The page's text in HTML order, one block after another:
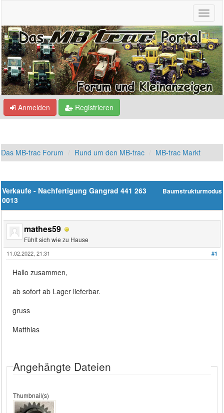
Anmelden Registrieren
Das MB-trac Forum Rund um den MB-trac MB-trac Markt
Baumstrukturmodus
Verkaufe - Nachfertigung Gangrad 441 263
0013
mathes59
Fühlt sich wie zu Hause
#1
11.02.2022, 21:31
Hallo zusammen,
ab sofort ab Lager lieferbar.
gruss
Matthias
Angehängte Dateien
Thumbnail(s)